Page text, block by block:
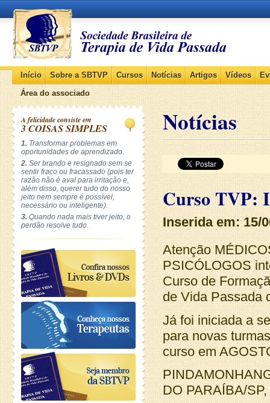
Início Sobre a SBTVP Cursos Notícias Artigos Vídeos
Área do associado
A felicidade consiste em
3 COISAS SIMPLES
1. Transformar problemas em
oportunidades de aprendizado.
2. Ser brando e resignado sem se
sentir fraco ou fracassado (pois ter
razão não é aval para irritação e,
além disso, querer tudo do nosso
jeito nem sempre é possível,
necessário ou inteligente).
3. Quando nada mais tiver jeito, o
perdão resolve tudo.
Notícias
Curso TVP:
Inserida em: 15/
Atenção
PSICÓLOGOS
Curso de
de Vida Passada
Já foi iniciada a
para novas
curso em
DO PARAÍBA/SP,